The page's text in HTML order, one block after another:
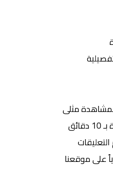
لمشاهدة مثلى
على موقعنا